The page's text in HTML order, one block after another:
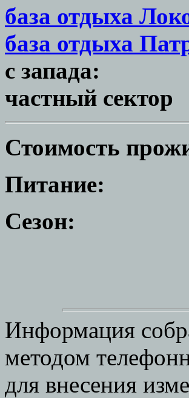
база отдыха
база отдыха
с запада:
частный сектор
Стоимость
Питание:
Сезон:
Информация
методом
для внесения